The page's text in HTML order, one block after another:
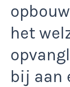
het
bij aan